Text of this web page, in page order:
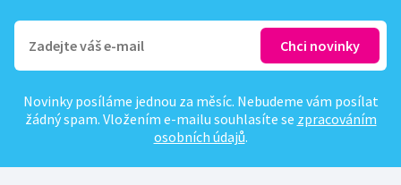
Novinky posíláme jednou za měsíc. Nebudeme vám posílat
žádný spam. Vložením e-mailu souhlasíte se zpracováním
osobních údajů.